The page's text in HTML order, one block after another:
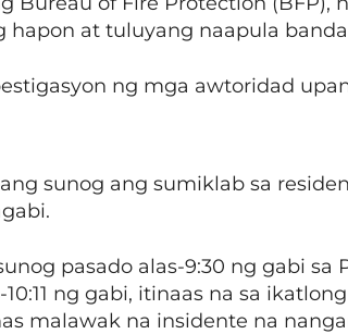
hapon at tuluyang naapula
ng mga awtoridad
sunog ang sumiklab sa
pasado alas-9:30 ng gabi sa
ng gabi, itinaas na sa
malawak na insidente na